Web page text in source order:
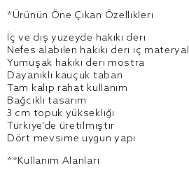
*Ürünün Öne Çıkan Özellikleri
İç ve dış yüzeyde hakiki deri
Nefes alabilen hakiki deri iç materyal
Yumuşak hakiki deri mostra
Dayanıklı kauçuk taban
Tam kalıp rahat kullanım
Bağcıklı tasarım
3 cm topuk yüksekliği
Türkiye’de üretilmiştir
Dört mevsime uygun yapı
**Kullanım Alanları